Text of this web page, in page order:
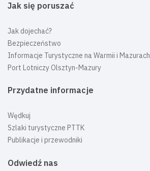
Jak się poruszać
Jak dojechać?
Bezpieczeństwo
Informacje Turystyczne na Warmii i Mazurach
Port Lotniczy Olsztyn-Mazury
Przydatne informacje
Wędkuj
Szlaki turystyczne PTTK
Publikacje i przewodniki
Odwiedź nas